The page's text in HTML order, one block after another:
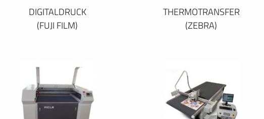
DIGITALDRUCK
(FUJI FILM)
THERMOTRANSFER
(ZEBRA)